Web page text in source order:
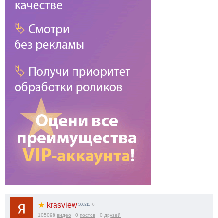
★ krasview 500311 | 0
105098 видео 0 постов 0 друзей